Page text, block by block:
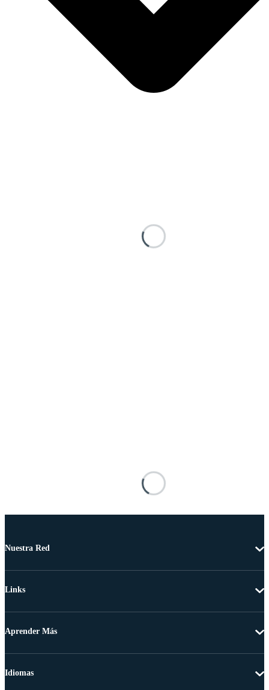
Nuestra Red
Links
Aprender Más
Idiomas